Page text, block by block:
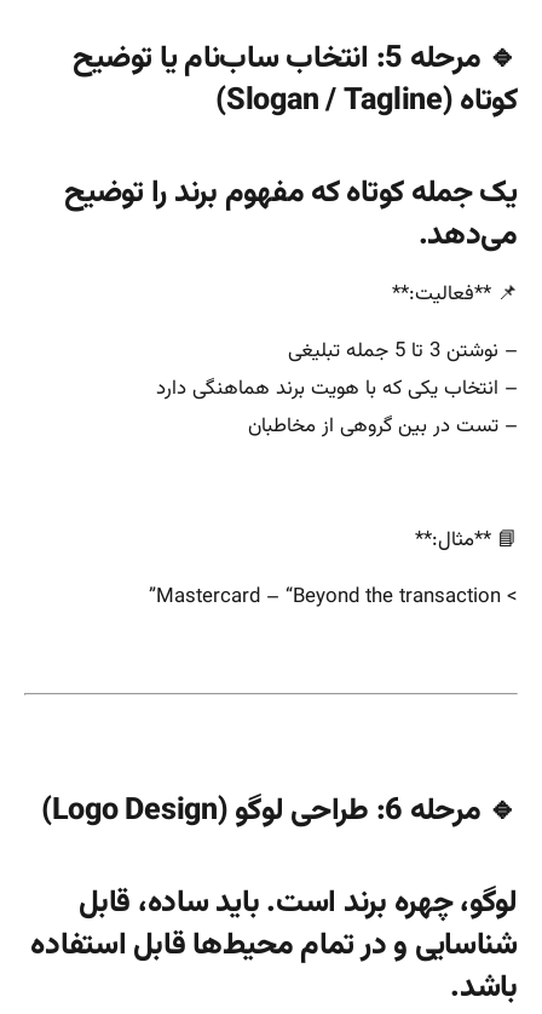
🔹 مرحله 5: انتخاب ساب‌نام یا توضیح
کوتاه (Slogan / Tagline)
یک جمله کوتاه که مفهوم برند را توضیح
می‌دهد.
📌 **فعالیت:**
– نوشتن 3 تا 5 جمله تبلیغی
– انتخاب یکی که با هویت برند هماهنگی دارد
– تست در بین گروهی از مخاطبان
📘 **مثال:**
> Mastercard – “Beyond the transaction”
🔹 مرحله 6: طراحی لوگو (Logo Design)
لوگو، چهره برند است. باید ساده، قابل
شناسایی و در تمام محیط‌ها قابل استفاده
باشد.